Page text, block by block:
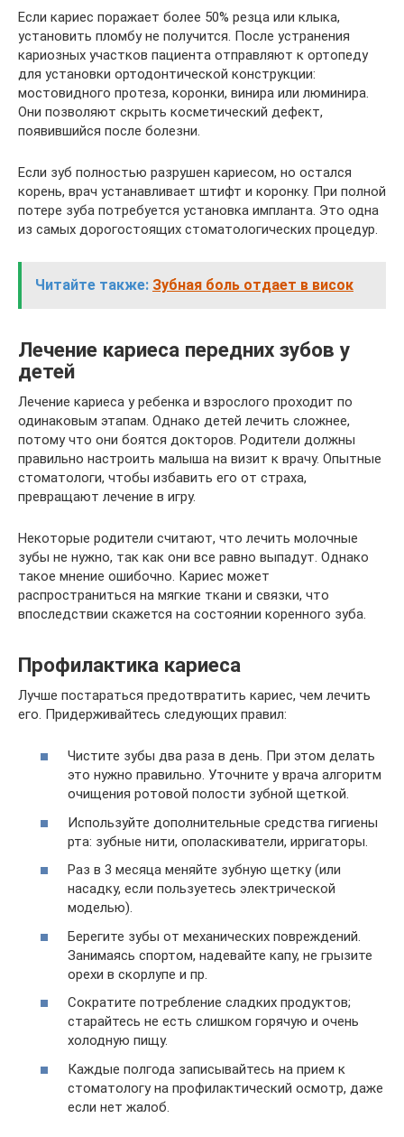
Если кариес поражает более 50% резца или клыка,
установить пломбу не получится. После устранения
кариозных участков пациента отправляют к ортопеду
для установки ортодонтической конструкции:
мостовидного протеза, коронки, винира или люминира.
Они позволяют скрыть косметический дефект,
появившийся после болезни.
Если зуб полностью разрушен кариесом, но остался
корень, врач устанавливает штифт и коронку. При полной
потере зуба потребуется установка импланта. Это одна
из самых дорогостоящих стоматологических процедур.
Читайте также: Зубная боль отдает в висок
Лечение кариеса передних зубов у
детей
Лечение кариеса у ребенка и взрослого проходит по
одинаковым этапам. Однако детей лечить сложнее,
потому что они боятся докторов. Родители должны
правильно настроить малыша на визит к врачу. Опытные
стоматологи, чтобы избавить его от страха,
превращают лечение в игру.
Некоторые родители считают, что лечить молочные
зубы не нужно, так как они все равно выпадут. Однако
такое мнение ошибочно. Кариес может
распространиться на мягкие ткани и связки, что
впоследствии скажется на состоянии коренного зуба.
Профилактика кариеса
Лучше постараться предотвратить кариес, чем лечить
его. Придерживайтесь следующих правил:
Чистите зубы два раза в день. При этом делать
это нужно правильно. Уточните у врача алгоритм
очищения ротовой полости зубной щеткой.
Используйте дополнительные средства гигиены
рта: зубные нити, ополаскиватели, ирригаторы.
Раз в 3 месяца меняйте зубную щетку (или
насадку, если пользуетесь электрической
моделью).
Берегите зубы от механических повреждений.
Занимаясь спортом, надевайте капу, не грызите
орехи в скорлупе и пр.
Сократите потребление сладких продуктов;
старайтесь не есть слишком горячую и очень
холодную пищу.
Каждые полгода записывайтесь на прием к
стоматологу на профилактический осмотр, даже
если нет жалоб.